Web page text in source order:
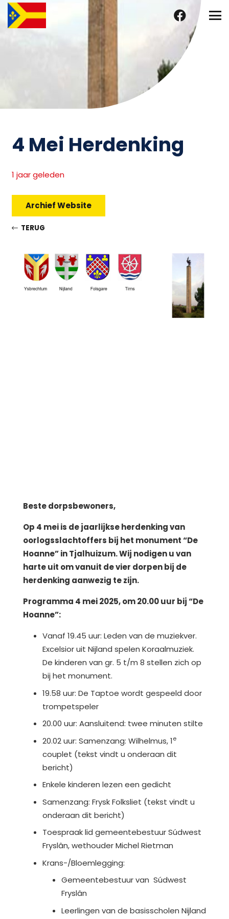
4 Mei Herdenking
1 jaar geleden
Archief Website
TERUG
Beste dorpsbewoners,
Op 4 mei is de jaarlijkse herdenking van
oorlogsslachtoffers bij het monument “De
Hoanne” in Tjalhuizum. Wij nodigen u van
harte uit om vanuit de vier dorpen bij de
herdenking aanwezig te zijn.
Programma 4 mei 2025, om 20.00 uur bij “De
Hoanne”:
Vanaf 19.45 uur: Leden van de muziekver.
Excelsior uit Nijland spelen Koraalmuziek.
De kinderen van gr. 5 t/m 8 stellen zich op
bij het monument.
19.58 uur: De Taptoe wordt gespeeld door
trompetspeler
20.00 uur: Aansluitend: twee minuten stilte
20.02 uur: Samenzang: Wilhelmus, 1e
couplet (tekst vindt u onderaan dit
bericht)
Enkele kinderen lezen een gedicht
Samenzang: Frysk Folksliet (tekst vindt u
onderaan dit bericht)
Toespraak lid gemeentebestuur Súdwest
Fryslân, wethouder Michel Rietman
Krans-/Bloemlegging:
Gemeentebestuur van Súdwest
Fryslân
Leerlingen van de basisscholen Nijland